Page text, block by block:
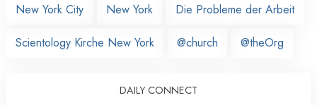
New York City
New York Die Probleme der Arbeit
Scientology Kirche New York @church @theOrg
DAILY CONNECT